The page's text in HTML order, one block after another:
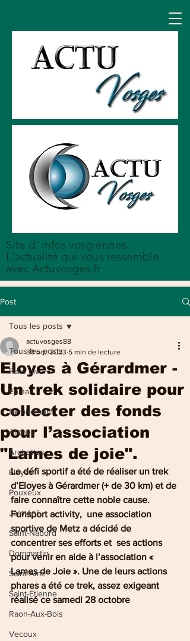
Site d' infos vosgiennes.
L'actualité qui vous ressemble
avec Actuvosges.fr
Post
Tous les posts
Faits divers
Epinal
Remiremont
Arches
Archettes
Eloyes
Pouxeux
Jarménil
Saint-Nabord
Dommartin
Saint-Amé
Saint-Etienne
Raon-Aux-Bois
Vecoux
Tous les posts
Eloyes à Gérardmer -
Un trek solidaire pour
collecter des fonds
pour l’association
"Lames de joie".
actuvosges88
30 oct. 2023 5 min de lecture
Le défi sportif a été de réaliser un trek
d’Eloyes à Gérardmer (+ de 30 km) et de
faire connaître cette noble cause.
Funsport activity,  une association
sportive de Metz a décidé de
concentrer ses efforts et  ses actions
pour venir en aide à l’association «
Lames de Joie ». Une de leurs actions
phares a été ce trek, assez exigeant
réalisé ce samedi 28 octobre